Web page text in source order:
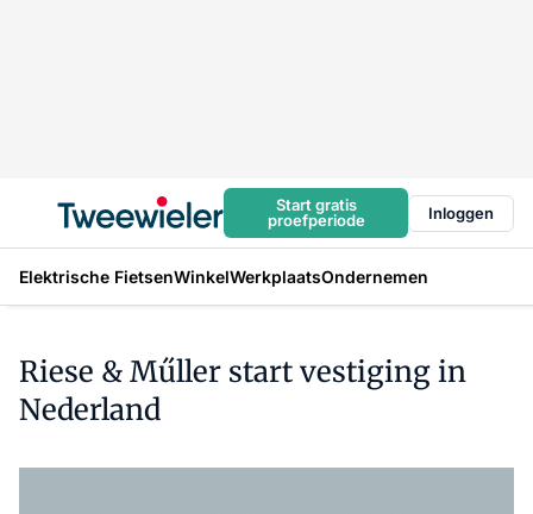
Start gratis
proefperiode
Inloggen
Elektrische FietsenWinkelWerkplaatsOndernemen
Riese & Műller start vestiging in
Nederland